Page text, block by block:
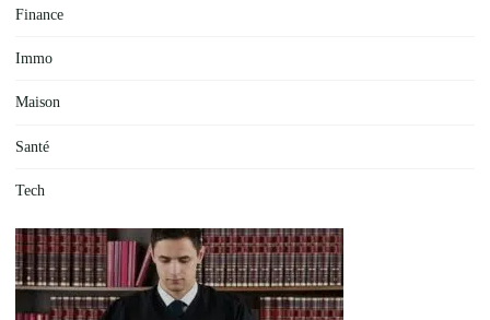
Finance
Immo
Maison
Santé
Tech